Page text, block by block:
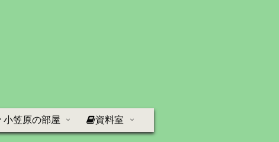
小笠原の部屋 資料室